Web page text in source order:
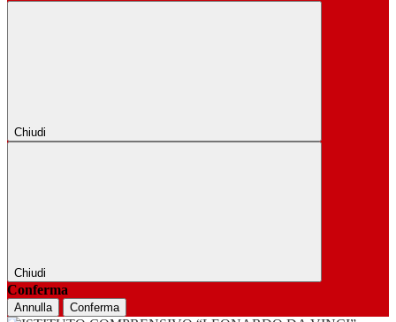
Chiudi
Chiudi
Conferma
Annulla Conferma